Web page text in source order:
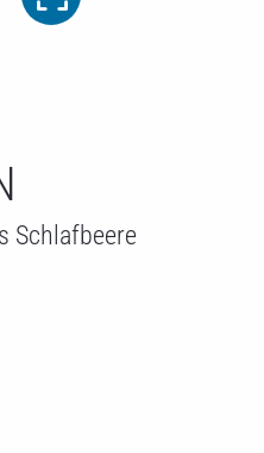
Schlafbeere